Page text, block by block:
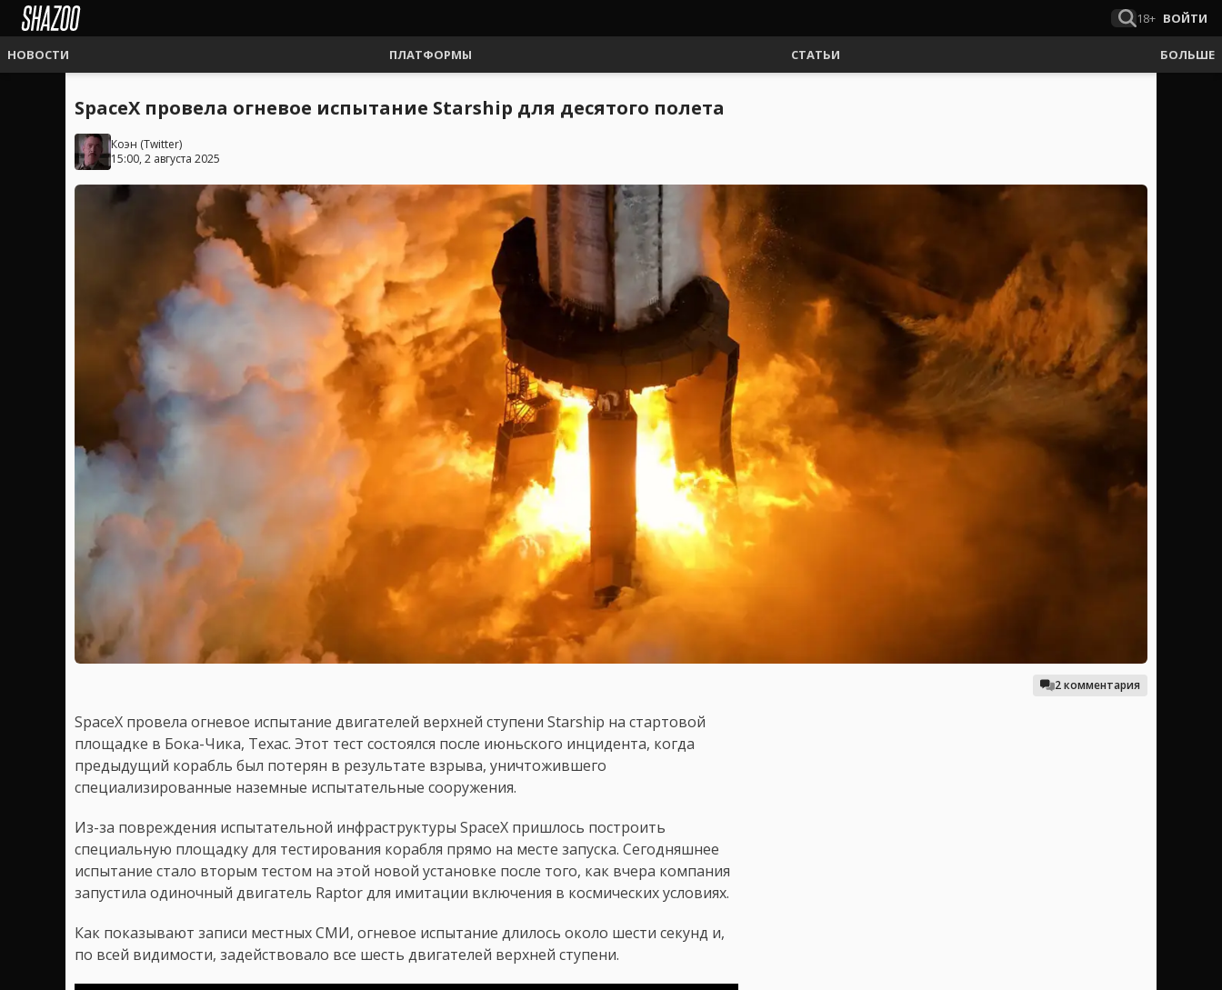
18+ ВОЙТИ
НОВОСТИ ПЛАТФОРМЫ СТАТЬИ БОЛЬШЕ
SpaceX провела огневое испытание Starship для десятого полета
Коэн (Twitter)
15:00, 2 августа 2025
2 комментария
SpaceX провела огневое испытание двигателей верхней ступени Starship на стартовой
площадке в Бока-Чика, Техас. Этот тест состоялся после июньского инцидента, когда
предыдущий корабль был потерян в результате взрыва, уничтожившего
специализированные наземные испытательные сооружения.
Из-за повреждения испытательной инфраструктуры SpaceX пришлось построить
специальную площадку для тестирования корабля прямо на месте запуска. Сегодняшнее
испытание стало вторым тестом на этой новой установке после того, как вчера компания
запустила одиночный двигатель Raptor для имитации включения в космических условиях.
Как показывают записи местных СМИ, огневое испытание длилось около шести секунд и,
по всей видимости, задействовало все шесть двигателей верхней ступени.